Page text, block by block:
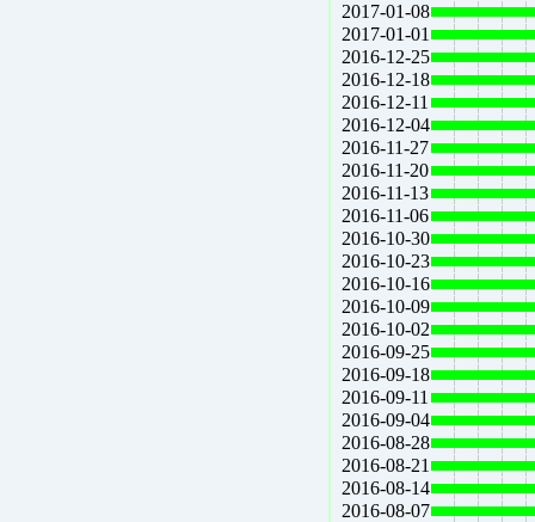
2017-01-08
2017-01-01
2016-12-25
2016-12-18
2016-12-11
2016-12-04
2016-11-27
2016-11-20
2016-11-13
2016-11-06
2016-10-30
2016-10-23
2016-10-16
2016-10-09
2016-10-02
2016-09-25
2016-09-18
2016-09-11
2016-09-04
2016-08-28
2016-08-21
2016-08-14
2016-08-07